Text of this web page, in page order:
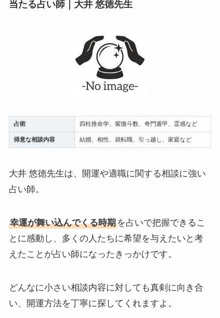
当たる占い師｜大井 悠徳先生
占術 四柱推命学、紫微斗数、奇門遁甲、霊感など
得意な相談内容 結婚、相性、就転職、引っ越し、家庭など
大井 悠徳先生は、開運や適職に関する相談に強い
占い師。
幸運が舞い込んでくる時期を占いで把握できるこ
とに感動し、多くの人たちに希望を与えたいと考
えたことが占い師になったきっかけです。
どんなに小さい相談内容に対しても真剣に向き合
い、開運方法を丁寧に探してくれますよ。